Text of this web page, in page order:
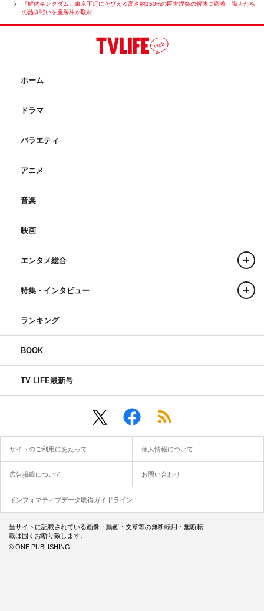
『解体キングダム』東京下町にそびえる高さ約150mの巨大煙突の解体に密着 職人たち
の熱き戦いを魔裟斗が取材
ホーム
ドラマ
バラエティ
アニメ
音楽
映画
エンタメ総合
特集・インタビュー
ランキング
BOOK
TV LIFE最新号
サイトのご利用にあたって 個人情報について
広告掲載について お問い合わせ
インフォマティブデータ取得ガイドライン
当サイトに記載されている画像・動画・文章等の無断転用・無断転
載は固くお断り致します。
© ONE PUBLISHING